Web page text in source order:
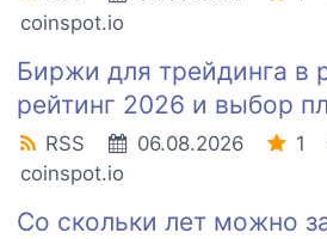
coinspot.io
Биржи для трейдинга в
рейтинг 2026 и выбор
RSS 06.08.2026 1
coinspot.io
Со скольки лет можно